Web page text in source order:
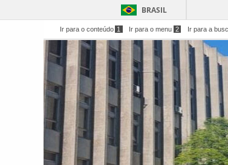
BRASIL
Ir para o conteúdo 1 Ir para o menu 2 Ir para a